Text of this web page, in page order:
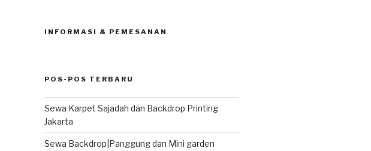
INFORMASI & PEMESANAN
POS-POS TERBARU
Sewa Karpet Sajadah dan Backdrop Printing
Jakarta
Sewa Backdrop|Panggung dan Mini garden